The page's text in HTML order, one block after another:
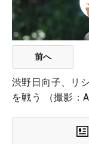
前へ
渋野日向子、リ
を戦う （撮影：